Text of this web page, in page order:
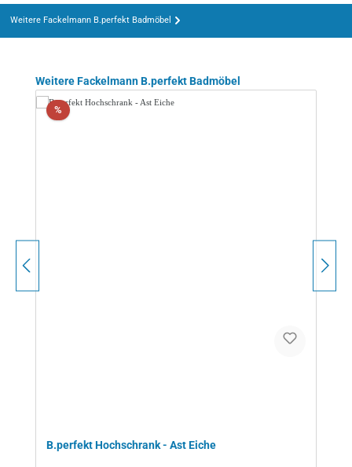
Weitere Fackelmann B.perfekt Badmöbel
Produktgalerie überspringen
Weitere Fackelmann B.perfekt Badmöbel
%Rabatt
B.perfekt Hochschrank - Ast Eiche